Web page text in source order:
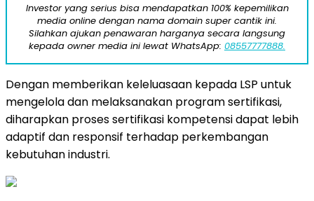
Investor yang serius bisa mendapatkan 100% kepemilikan
media online dengan nama domain super cantik ini.
Silahkan ajukan penawaran harganya secara langsung
kepada owner media ini lewat WhatsApp: 08557777888.
Dengan memberikan keleluasaan kepada LSP untuk
mengelola dan melaksanakan program sertifikasi,
diharapkan proses sertifikasi kompetensi dapat lebih
adaptif dan responsif terhadap perkembangan
kebutuhan industri.